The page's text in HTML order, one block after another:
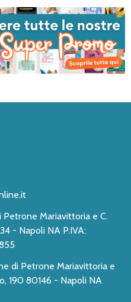
Mariavittoria e C.
di Petrone Mariavittoria e
190 80146 - Napoli NA